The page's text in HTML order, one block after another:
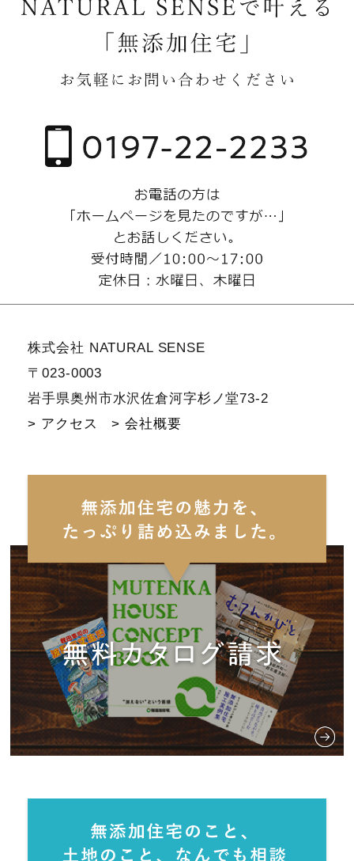
株式会社 NATURAL SENSE
〒023-0003
岩手県奥州市水沢佐倉河字杉ノ堂73-2
> アクセス
> 会社概要